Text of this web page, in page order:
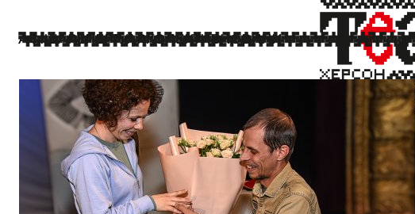
АФІШАРЕПЕРТУАРКОЛЕКТИВНОВИНИ
19 квітня